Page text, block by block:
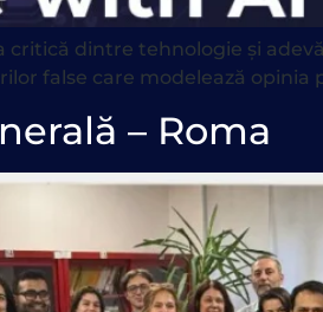
dintre tehnologie și
false care modelează opinia
– Roma